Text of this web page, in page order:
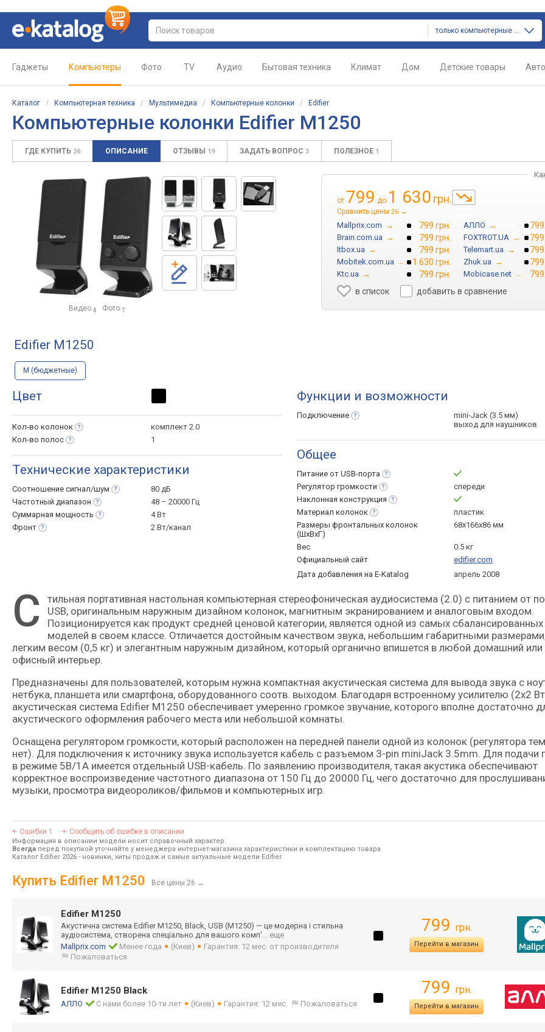
только компьютерные колонки
Гаджеты Компьютеры Фото TV Аудио Бытовая техника Климат Дом Детские товары Авто
Каталог / Компьютерная техника / Мультимедиа / Компьютерные колонки / Edifier
Компьютерные колонки Edifier M1250
ГДЕ КУПИТЬ 26 ОПИСАНИЕ ОТЗЫВЫ 19 ЗАДАТЬ ВОПРОС 3 ПОЛЕЗНОЕ 1
Видео 4 Фото 7
от 799 до 1 630 грн.
Сравнить цены 26 →
Mallprix.com → 799 грн. АЛЛО →
Brain.com.ua → 799 грн. FOXTROT.UA →
Itbox.ua → 799 грн. Telemart.ua →
Mobitek.com.ua → 1 630 грн. Zhuk.ua →
Ktc.ua → 799 грн. Mobicase.net →
в список
добавить в сравнение
Edifier M1250
M (бюджетные)
Цвет
Кол-во колонок
комплект 2.0
Кол-во полос 1
Технические характеристики
Соотношение сигнал/шум
80 дБ
Частотный диапазон
48 – 20000 Гц
Суммарная мощность
4 Вт
Фронт
2 Вт/канал
Функции и возможности
Подключение
mini-Jack (3.5 мм)
выход для наушников
Общее
Питание от USB-порта
Регулятор громкости
спереди
Наклонная конструкция
Материал колонок
пластик
Размеры фронтальных колонок
(ШхВхГ)
68х166х86 мм
Вес
0.5 кг
Официальный сайт
edifier.com
Дата добавления на E-Katalog
апрель 2008
С
тильная портативная настольная компьютерная стереофоническая аудиосистема (2.0) с питанием от порта
USB, оригинальным наружным дизайном колонок, магнитным экранированием и аналоговым входом.
Позиционируется как продукт средней ценовой категории, является одной из самых сбалансированных
моделей в своем классе. Отличается достойным качеством звука, небольшим габаритными
легким весом (0,5 кг) и элегантным наружным дизайном, который органично впишется в любой домашний или
офисный интерьер.
Предназначены для пользователей, которым нужна компактная акустическая система для вывода звука с
нетбука, планшета или смартфона, оборудованного соотв. выходом. Благодаря встроенному усилителю (2х2
акустическая система Edifier M1250 обеспечивает умеренно громкое звучание, которого вполне достаточно
акустического оформления рабочего места или небольшой комнаты.
Оснащена регулятором громкости, который расположен на передней панели одной из колонок (регулятора
нет). Для подключения к источнику звука используется кабель с разъемом 3-pin miniJack 3.5mm. Для подачи
в режиме 5В/1А имеется отдельный USB-кабель. По заявлению производителя, такая акустика обеспечивают
корректное воспроизведение частотного диапазона от 150 Гц до 20000 Гц, чего достаточно для
музыки, просмотра видеороликов/фильмов и компьютерных игр.
Ошибки 1 Сообщить об ошибке в описании
Информация в описании модели носит справочный характер.
Всегда перед покупкой уточняйте у менеджера интернет-магазина характеристики и комплектацию товара
Каталог Edifier 2026 - новинки, хиты продаж и самые актуальные модели Edifier.
Купить Edifier M1250 Все цены 26 →
Edifier M1250
Акустична система Edifier M1250, Black, USB (M1250) — це модерна і стильна
аудіосистема, створена спеціально для вашого комп'... еще
Mallprix.com
Менее года (Киев)
Гарантия: 12 мес. от производителя
Пожаловаться
799 грн.
Перейти в магазин
Edifier M1250 Black
АЛЛО С нами более 10-ти лет (Киев) Гарантия: 12 мес. Пожаловаться
799 грн.
Перейти в магазин